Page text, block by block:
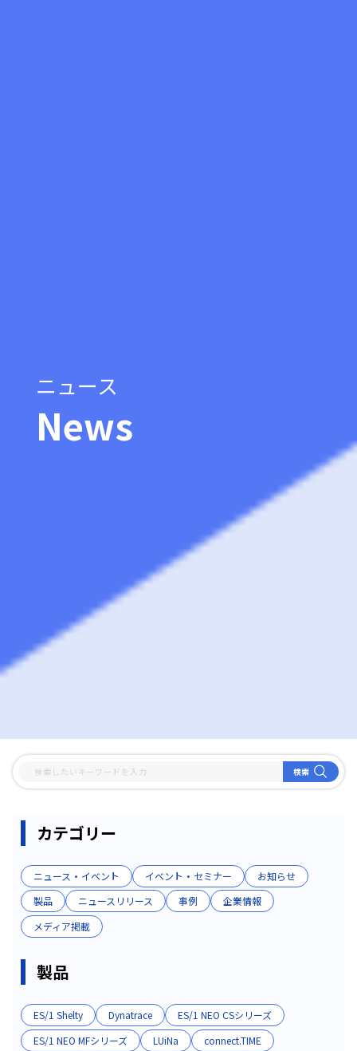
ニュース
News
検索
カテゴリー
ニュース・イベント イベント・セミナー
お知らせ
製品
ニュースリリース 事例
企業情報
メディア掲載
製品
ES/1 Shelty Dynatrace
ES/1 NEO CSシリーズ
ES/1 NEO MFシリーズ
LUiNa
connect.TIME